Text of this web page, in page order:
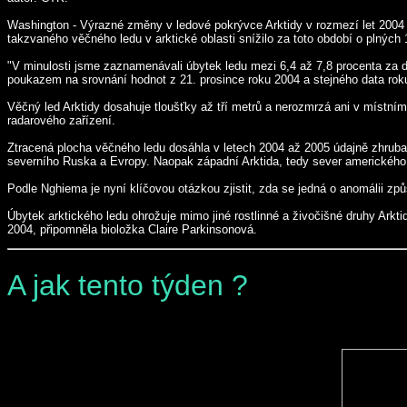
Washington - Výrazné změny v ledové pokrývce Arktidy v rozmezí let
takzvaného věčného ledu v arktické oblasti snížilo za toto období o plných
"V minulosti jsme zaznamenávali úbytek ledu mezi 6,4 až 7,8 procenta
poukazem na srovnání hodnot z 21. prosince roku 2004 a stejného data
Věčný led Arktidy dosahuje tloušťky až tří metrů a nerozmrzá ani v
radarového zařízení.
Ztracená plocha věčného ledu dosáhla v letech 2004 až 2005 údajně
severního Ruska a Evropy. Naopak západní Arktida, tedy sever
Podle Nghiema je nyní klíčovou otázkou zjistit, zda se jedná o anomálii
Úbytek arktického ledu ohrožuje mimo jiné rostlinné a živočišné druhy
2004, připomněla bioložka Claire Parkinsonová.
A jak tento týden ?